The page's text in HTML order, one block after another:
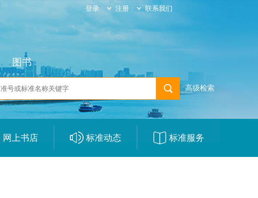
登录 注册 联系我们
图书
高级检索
网上书店 标准动态 标准服务